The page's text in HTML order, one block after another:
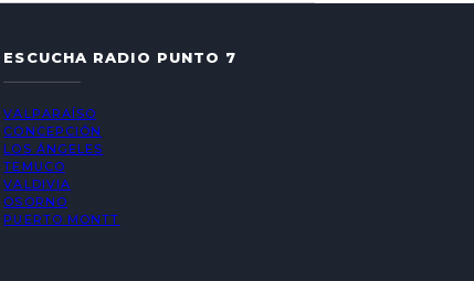
ESCUCHA RADIO PUNTO 7
VALPARAÍSO
CONCEPCIÓN
LOS ÁNGELES
TEMUCO
VALDIVIA
OSORNO
PUERTO MONTT